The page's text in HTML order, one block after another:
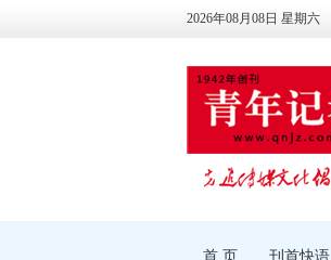
2026年08月08日 星期六
首 页 刊首快语